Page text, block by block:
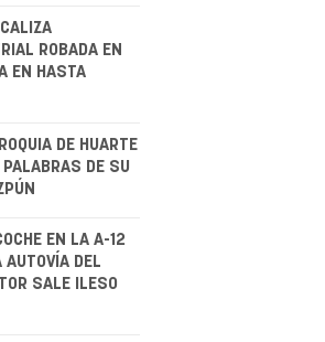
ROBADA EN
EN HASTA
DE HUARTE
DE SU
EN LA A-12
AUTOVÍA DEL
SALE ILESO